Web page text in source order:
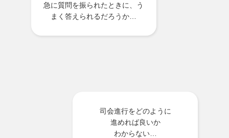
急に質問を振られたときに、う
まく答えられるだろうか…
司会進行をどのように
進めれば良いか
わからない…